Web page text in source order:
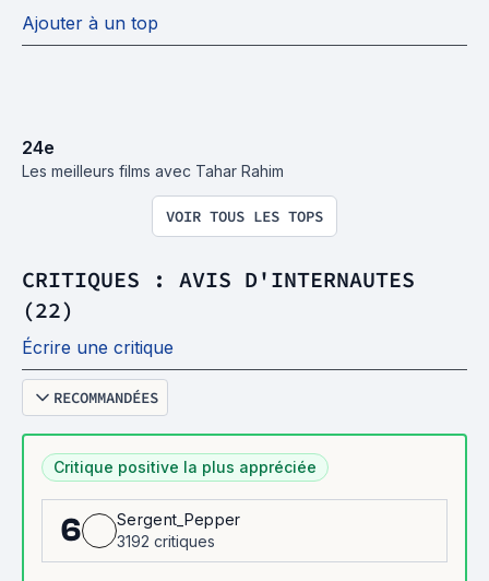
Ajouter à un top
24e
Les meilleurs films avec Tahar Rahim
VOIR TOUS LES TOPS
CRITIQUES : AVIS D'INTERNAUTES
(22)
Écrire une critique
RECOMMANDÉES
Critique positive la plus appréciée
6
Sergent_Pepper
3192 critiques